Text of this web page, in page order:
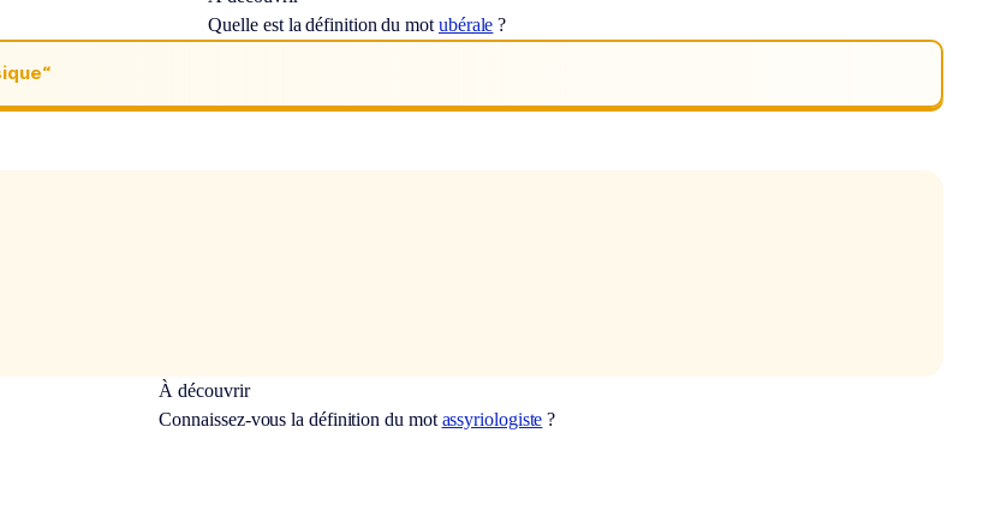
Quelle est la définition du mot ubérale ?
À découvrir
Connaissez-vous la définition du mot assyriologiste ?